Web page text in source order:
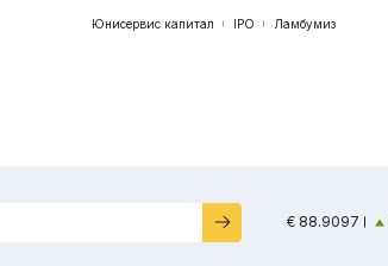
Юнисервис капитал IPO Ламбумиз
€ 88.9097